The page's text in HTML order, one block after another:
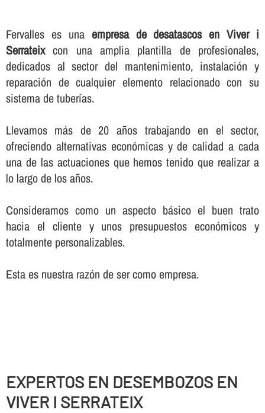
Fervalles es una empresa de desatascos en Viver i
Serrateixcon una amplia plantilla de profesionales,
dedicados al sector del mantenimiento, instalación y
reparación de cualquier elemento relacionado con su
sistema de tuberí­as.
Llevamos más de 20 años trabajando en el sector,
ofreciendo alternativas económicas y de calidad a cada
una de las actuaciones que hemos tenido que realizar a
lo largo de los años.
Consideramos como un aspecto básico el buen trato
hacia el cliente y unos presupuestos económicos y
totalmente personalizables.
Esta es nuestra razón de ser como empresa.
EXPERTOS EN DESEMBOZOS EN
VIVER I SERRATEIX